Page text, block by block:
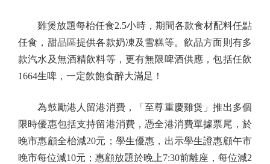
雞煲放題每枱任食2.5小時，期間各款食材配料任點
任食，甜品區提供各款奶凍及雪糕等。飲品方面則有多
款汽水及無酒精飲料等，更有無限啤酒供應，包括任飲
1664生啤，一定飲飽食醉大滿足！
為鼓勵港人留港消費，「至尊重慶雞煲」推出多個
限時優惠包括支持留港消費，憑全港消費單據票尾，於
晚市惠顧全枱減20元；學生優惠，出示學生證惠顧午市
晚市每位減10元；惠顧放題於晚上7:30前離座，每位減2